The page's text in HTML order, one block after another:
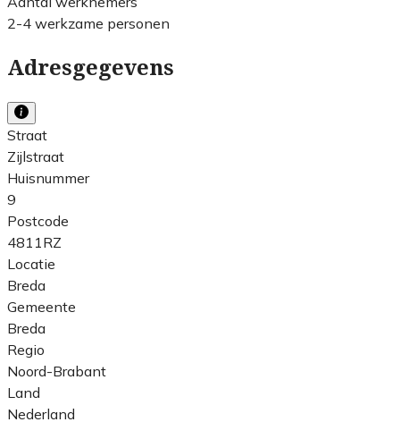
2-4 werkzame personen
Adresgegevens
Straat
Zijlstraat
Huisnummer
9
Postcode
4811RZ
Locatie
Breda
Gemeente
Breda
Regio
Noord-Brabant
Land
Nederland